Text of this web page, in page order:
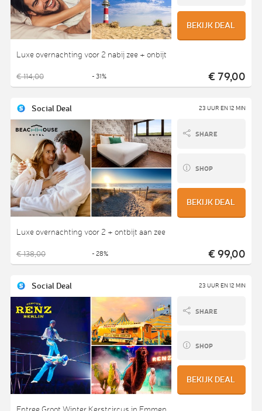
BEKIJK DEAL
Luxe overnachting voor 2 nabij zee + onbijt
€ 114,00 - 31% € 79,00
Social Deal 23 UUR EN 12 MIN
SHARE
SHOP
BEKIJK DEAL
Luxe overnachting voor 2 + ontbijt aan zee
€ 138,00 - 28% € 99,00
Social Deal 23 UUR EN 12 MIN
SHARE
SHOP
BEKIJK DEAL
Entree Groot Winter Kerstcircus in Emmen